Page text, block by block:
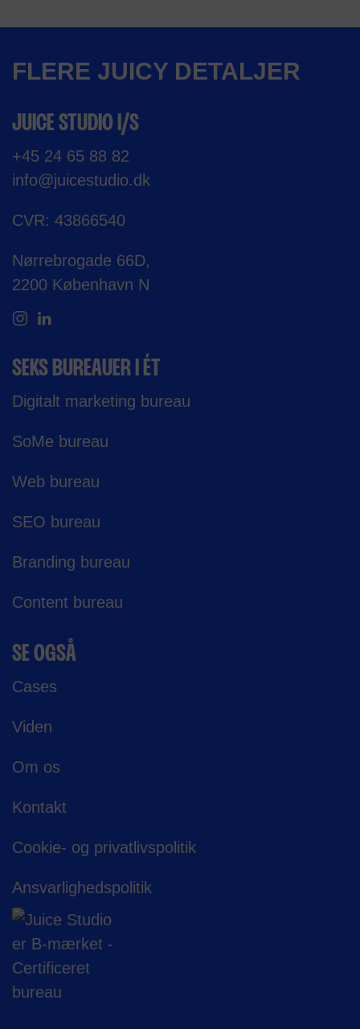
FLERE JUICY DETALJER
JUICE STUDIO I/S
+45 24 65 88 82
info@juicestudio.dk
CVR: 43866540
Nørrebrogade 66D,
2200 København N
SEKS BUREAUER I ÉT
Digitalt marketing bureau
SoMe bureau
Web bureau
SEO bureau
Branding bureau
Content bureau
SE OGSÅ
Cases
Viden
Om os
Kontakt
Cookie- og privatlivspolitik
Ansvarligheds­politik